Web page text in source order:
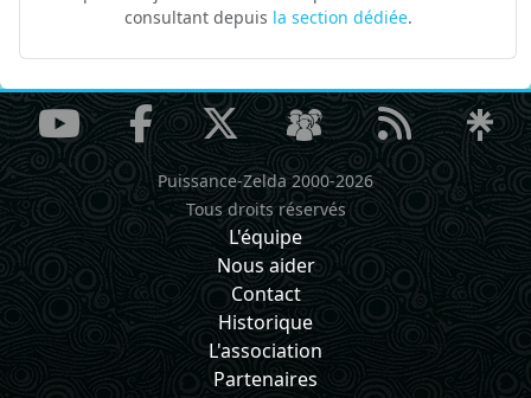
consultant depuis la section dédiée.
Puissance-Zelda 2000-2026
Tous droits réservés
L'équipe
Nous aider
Contact
Historique
L'association
Partenaires